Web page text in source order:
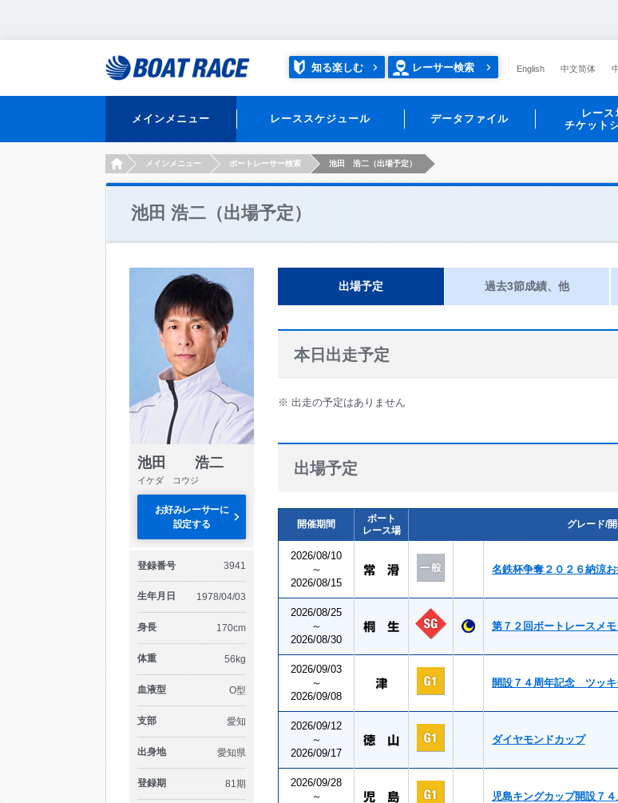
知る楽しむ レーサー検索 English 中文简体
メインメニュー レーススケジュール データファイル
レース
チケット
HOMEメインメニュー ボートレーサー検索 池田 浩二（出場予定）
池田 浩二（出場予定）
池田 浩二
イケダ コウジ
お好みレーサーに
設定する
登録番号 3941
生年月日 1978/04/03
身長 170cm
体重 56kg
血液型 O型
支部 愛知
出身地 愛知県
登録期 81期
出場予定 過去3節成績、他
本日出走予定
※ 出走の予定はありません
出場予定
開催期間
ボート
レース場
グレード/
2026/08/10
～
2026/08/15
名鉄杯争奪２０２６納涼
2026/08/25
～
2026/08/30
第７２回ボートレースメ
2026/09/03
～
2026/09/08
開設７４周年記念 ツッキ
2026/09/12
～
2026/09/17
ダイヤモンドカップ
2026/09/28
～
児島キングカップ開設７